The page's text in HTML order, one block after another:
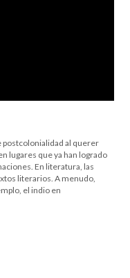
postcolonialidad al querer
lugares que ya han logrado
En literatura, las
literarios. A menudo,
el indio en